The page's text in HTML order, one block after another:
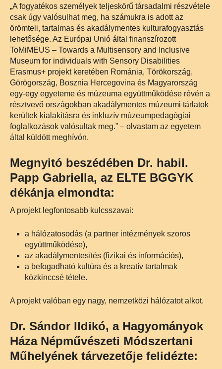
„A fogyatékos személyek teljeskörű társadalmi részvétele
csak úgy valósulhat meg, ha számukra is adott az
örömteli, tartalmas és akadálymentes kulturafogyasztás
lehetősége. Az Európai Unió által finanszírozott
ToMiMEUS – Towards a Multisensory and Inclusive
Museum for individuals with Sensory Disabilities
Erasmus+ projekt keretében Románia, Törökország,
Görögország, Bosznia Hercegovina és Magyarország
egy-egy egyeteme és múzeuma együttműködése révén a
résztvevő országokban akadálymentes múzeumi tárlatok
kerültek kialakításra és inkluzív múzeumpedagógiai
foglalkozások valósultak meg.” – olvastam az egyetem
által küldött meghívón.
Megnyitó beszédében Dr. habil.
Papp Gabriella, az ELTE BGGYK
dékánja elmondta:
A projekt legfontosabb kulcsszavai:
a hálózatosodás (a partner intézmények szoros
együttműködése),
az akadálymentesítés (fizikai és információs),
a befogadható kultúra és a kreatív tartalmak
közkinccsé tétele.
A projekt valóban egy nagy, nemzetközi hálózatot alkot.
Dr. Sándor Ildikó, a Hagyományok
Háza Népművészeti Módszertani
Műhelyének tárvezetője felidézte: